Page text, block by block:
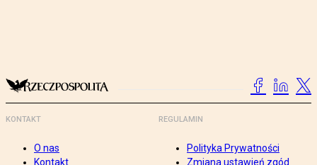
KONTAKT
O nas
Kontakt
REGULAMIN
Polityka Prywatności
Zmiana ustawień zgód